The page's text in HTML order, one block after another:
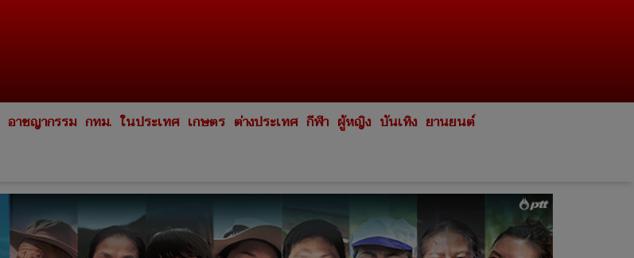
อาชญากรรม กทม. ในประเทศ เกษตร ต่างประเทศ กีฬา ผู้หญิง บันเทิง ยานยนต์